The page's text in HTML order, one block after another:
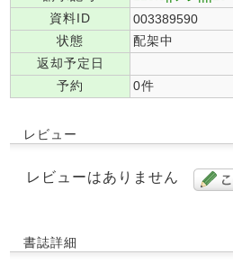
資料ID
003389590
状態
配架中
返却予定日
予約
0件
レビュー
レビューはありません
書誌詳細